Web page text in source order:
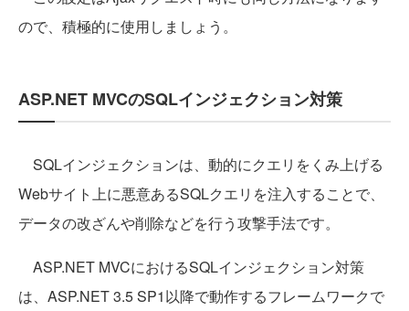
ので、積極的に使用しましょう。
ASP.NET MVCのSQLインジェクション対策
SQLインジェクションは、動的にクエリをくみ上げる
Webサイト上に悪意あるSQLクエリを注入することで、
データの改ざんや削除などを行う攻撃手法です。
ASP.NET MVCにおけるSQLインジェクション対策
は、ASP.NET 3.5 SP1以降で動作するフレームワークで